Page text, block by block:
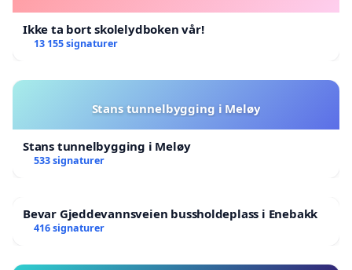
Ikke ta bort skolelydboken vår!
13 155 signaturer
Stans tunnelbygging i Meløy
Stans tunnelbygging i Meløy
533 signaturer
Bevar Gjeddevannsveien bussholdeplass i Enebakk
416 signaturer